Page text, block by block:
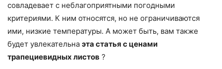
совладевает с неблагоприятными погодными
критериями. К ним относятся, но не ограничиваются
ими, низкие температуры. А может быть, вам также
будет увлекательна эта статья с ценами
трапециевидных листов ?